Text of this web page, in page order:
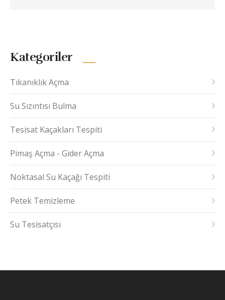
Kategoriler
Tıkanıklık Açma
Su Sızıntısı Bulma
Tesisat Kaçakları Tespiti
Pimaş Açma - Gider Açma
Noktasal Su Kaçağı Tespiti
Petek Temizleme
Su Tesisatçısı